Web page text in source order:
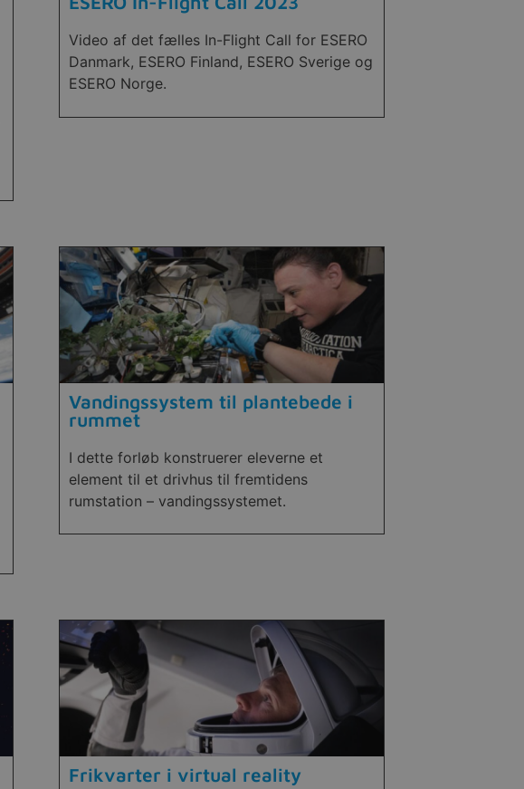
Video af det fælles In-Flight Call for ESERO
Danmark, ESERO Finland, ESERO Sverige og
ESERO Norge.
Vandingssystem til plantebede i
rummet
I dette forløb konstruerer eleverne et
element til et drivhus til fremtidens
rumstation – vandingssystemet.
Frikvarter i virtual reality